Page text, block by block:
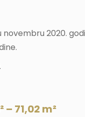
2020.
71,02 m²